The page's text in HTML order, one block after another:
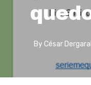
By César